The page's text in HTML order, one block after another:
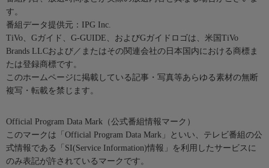
す。
番組データ提供元：IPG Inc.
TiVo、Gガイド、G-GUIDE、およびGガイドロゴは、米国TiVo
Brands LLCおよび／またはその関連会社の日本国内における商標ま
たは登録商標です。
このホームページに掲載している記事・写真等あらゆる素材の無断
複写・転載を禁じます。
Official Program Data Mark（公式番組情報マーク）
このマークは「Official Program Data Mark」といい、テレビ番組の公
式情報である「SI(Service Information)情報」を利用したサービスに
のみ表記が許されているマークです。